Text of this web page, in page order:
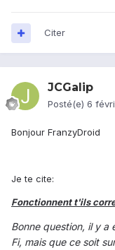
Citer
JCGalip
Posté(e) 6
Bonjour FranzyDroid
Je te cite:
Fonctionnent t'ils
Bonne question, il y a
Fi, mais que ce soit